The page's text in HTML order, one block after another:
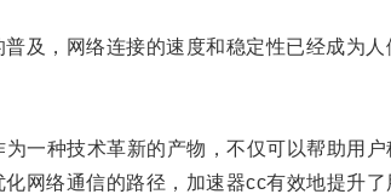
，网络连接的速度和稳定性已经成为人
种技术革新的产物，不仅可以帮助用户
络通信的路径，加速器cc有效地提升了